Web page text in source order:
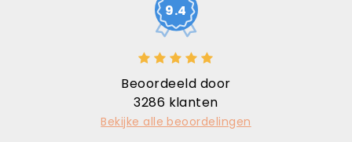
9.4
Beoordeeld door
3286 klanten
Bekijke alle beoordelingen